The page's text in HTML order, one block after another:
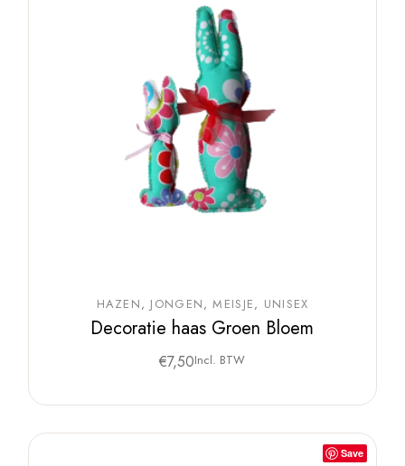
HAZEN JONGEN MEISJE UNISEX
Decoratie haas Groen Bloem
€7,50Incl. BTW
Save